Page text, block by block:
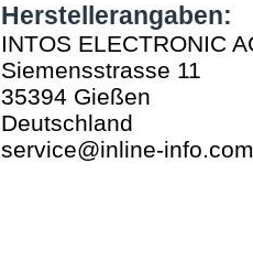
Herstellerangaben:
INTOS ELECTRONIC
Siemensstrasse 11
35394 Gießen
Deutschland
service@inline-info.com